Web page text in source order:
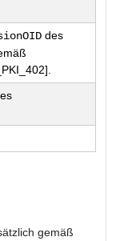
des
gemäß